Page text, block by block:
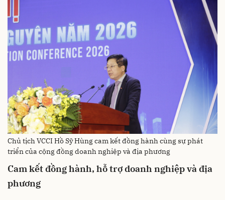
Chủ tịch VCCI Hồ Sỹ Hùng cam kết đồng hành cùng sự phát
triển của cộng đồng doanh nghiệp và địa phương
Cam kết đồng hành, hỗ trợ doanh nghiệp và địa
phương